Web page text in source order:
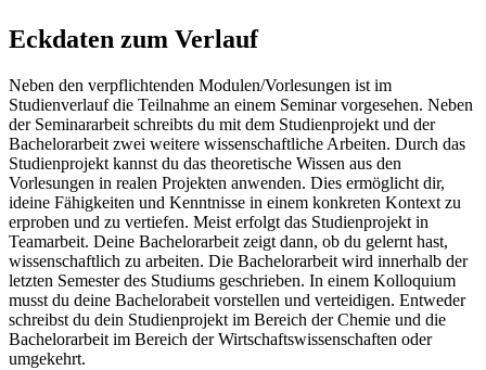
Eckdaten zum Verlauf
Neben den verpflichtenden Modulen/Vorlesungen ist im
Studienverlauf die Teilnahme an einem Seminar vorgesehen. Neben
der Seminararbeit schreibts du mit dem Studienprojekt und der
Bachelorarbeit zwei weitere wissenschaftliche Arbeiten. Durch das
Studienprojekt kannst du das theoretische Wissen aus den
Vorlesungen in realen Projekten anwenden. Dies ermöglicht dir,
ideine Fähigkeiten und Kenntnisse in einem konkreten Kontext zu
erproben und zu vertiefen. Meist erfolgt das Studienprojekt in
Teamarbeit. Deine Bachelorarbeit zeigt dann, ob du gelernt hast,
wissenschaftlich zu arbeiten. Die Bachelorarbeit wird innerhalb der
letzten Semester des Studiums geschrieben. In einem Kolloquium
musst du deine Bachelorabeit vorstellen und verteidigen. Entweder
schreibst du dein Studienprojekt im Bereich der Chemie und die
Bachelorarbeit im Bereich der Wirtschaftswissenschaften oder
umgekehrt.